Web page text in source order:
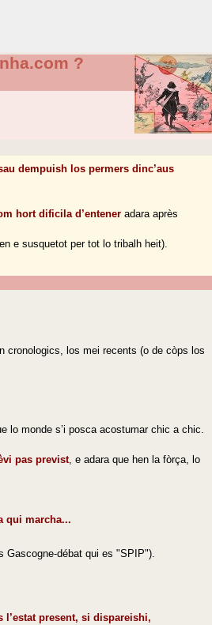
?
dempuish los permers dinc’aus
hort dificila d’entener adara après
e susquetot per tot lo tribalh heit).
cronologics, los mei recents (o de còps los
lo monde s’i posca acostumar chic a chic.
pas previst , e adara que hen la fòrça, lo
qui marcha...
Gascogne-débat qui es "SPIP").
l’estat present, si dispareishi,